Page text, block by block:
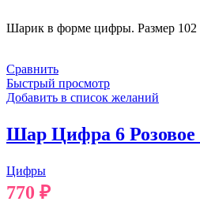
Шарик в форме цифры. Размер 102
Сравнить
Быстрый просмотр
Добавить в список желаний
Шар Цифра 6 Розовое
Цифры
770 ₽